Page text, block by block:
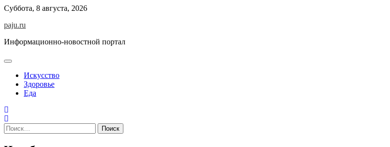
Skip
content
Суббота, 8 августа, 2026
paju.ru
Информационно-новостной портал
Искусство
Здоровье
Еда
Найти: